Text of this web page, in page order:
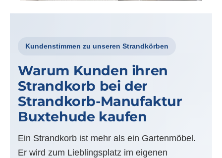
Kundenstimmen zu unseren Strandkörben
Warum Kunden ihren
Strandkorb bei der
Strandkorb-Manufaktur
Buxtehude kaufen
Ein Strandkorb ist mehr als ein Gartenmöbel.
Er wird zum Lieblingsplatz im eigenen